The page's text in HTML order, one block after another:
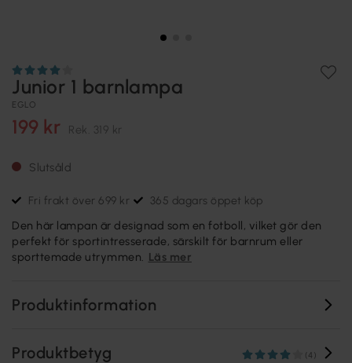
Junior 1 barnlampa
EGLO
199 kr Rek. 319 kr
Slutsåld
Fri frakt över 699 kr 365 dagars öppet köp
Den här lampan är designad som en fotboll, vilket gör den
perfekt för sportintresserade, särskilt för barnrum eller
sporttemade utrymmen. Läs mer
Produktinformation
Produktbetyg (4)